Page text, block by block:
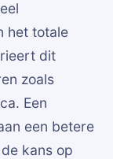
het totale
dit
zoals
Een
een betere
kans op